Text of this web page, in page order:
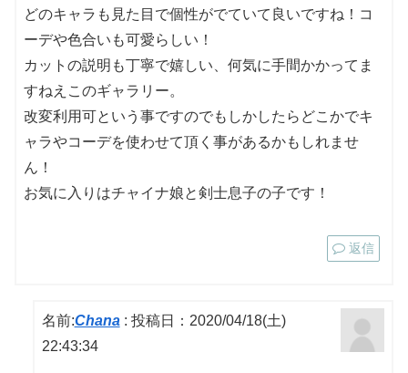
どのキャラも見た目で個性がでていて良いですね！コ
ーデや色合いも可愛らしい！
カットの説明も丁寧で嬉しい、何気に手間かかってま
すねえこのギャラリー。
改変利用可という事ですのでもしかしたらどこかでキ
ャラやコーデを使わせて頂く事があるかもしれませ
ん！
お気に入りはチャイナ娘と剣士息子の子です！
返信
名前:Chana: 投稿日：2020/04/18(土)
22:43:34